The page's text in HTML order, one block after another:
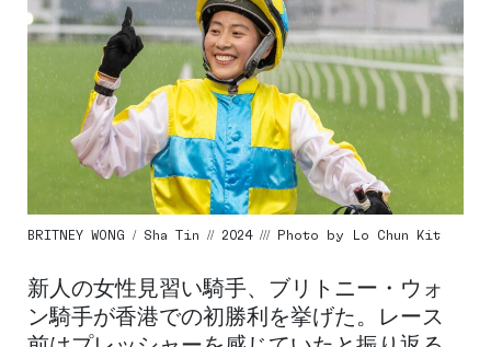
BRITNEY WONG / Sha Tin // 2024 /// Photo by Lo Chun Kit
新人の女性見習い騎手、ブリトニー・ウォ
ン騎手が香港での初勝利を挙げた。レース